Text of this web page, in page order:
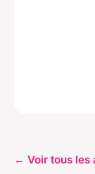
← Voir tous les